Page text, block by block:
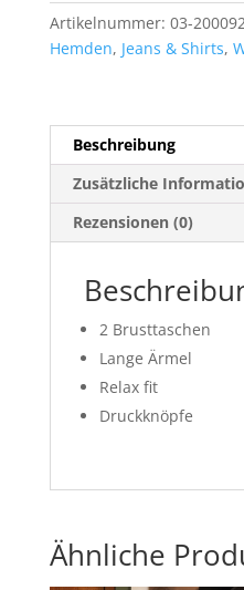
Menge
Artikelnummer: 03-
Hemden, Jeans & Shirts,
Beschreibung
Zusätzliche
Rezensionen (0)
2 Brusttaschen
Lange Ärmel
Relax fit
Druckknöpfe
Ähnliche